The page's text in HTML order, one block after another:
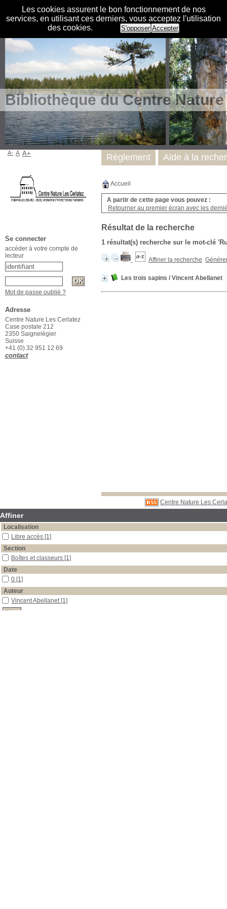
Les cookies assurent le bon fonctionnement de nos
services, en utilisant ces derniers, vous acceptez l'utilisation
des cookies.
S'opposer Accepter
Bibliothèque du Centre
Accueil
A partir de cette page vous pouvez :
Retourner au premier écran avec les
Résultat de la recherche
1 résultat(s) recherche sur le mot-clé
Affiner la recherche
Les trois sapins / Vincent Abellanet
Centre Nature Les
Règlement Aide à la
A- A A+
Se connecter
accéder à votre compte de
lecteur
Mot de passe oublié ?
Adresse
Centre Nature Les Cerlatez
Case postale 212
2350 Saignelégier
Suisse
+41 (0) 32 951 12 69
contact
Affiner
Localisation
Libre accès [1]
Section
Boîtes et classeurs [1]
Date
0 [1]
Auteur
Vincent Abellanet [1]